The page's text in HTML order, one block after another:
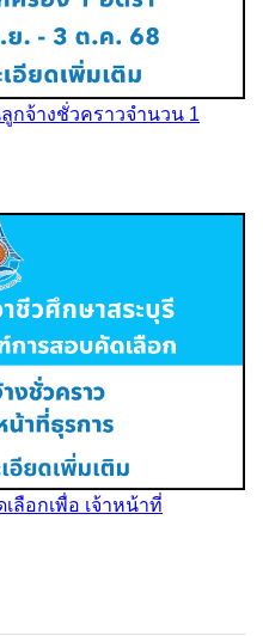
กจ้างชั่วคราวจำนวน 1
ลือกเพื่อ เจ้าหน้าที่